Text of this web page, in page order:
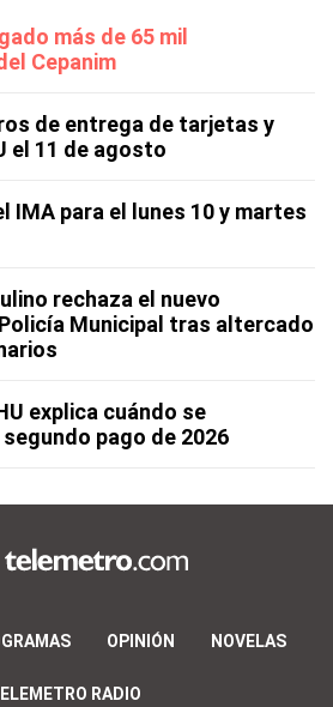
más de 65 mil
Cepanim
de entrega de tarjetas y
el 11 de agosto
IMA para el lunes 10 y martes
rechaza el nuevo
Municipal tras altercado
explica cuándo se
pago de 2026
OPINIÓN NOVELAS
RADIO